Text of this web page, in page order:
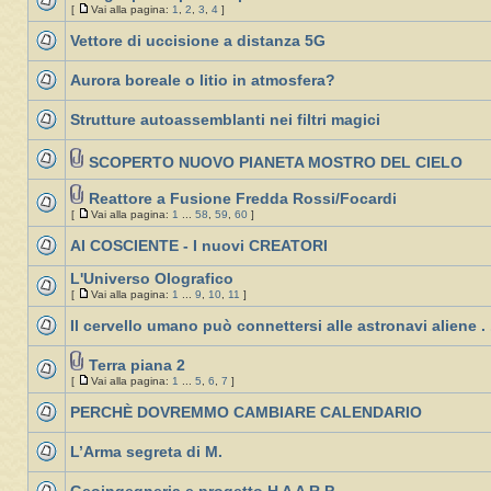
[ Vai alla pagina: 1, 2, 3, 4 ]
Vettore di uccisione a distanza 5G
Aurora boreale o litio in atmosfera?
Strutture autoassemblanti nei filtri magici
SCOPERTO NUOVO PIANETA MOSTRO DEL CIELO
Reattore a Fusione Fredda Rossi/Focardi
[ Vai alla pagina: 1 ... 58, 59, 60 ]
AI COSCIENTE - I nuovi CREATORI
L'Universo Olografico
[ Vai alla pagina: 1 ... 9, 10, 11 ]
Il cervello umano può connettersi alle astronavi aliene .
Terra piana 2
[ Vai alla pagina: 1 ... 5, 6, 7 ]
PERCHÈ DOVREMMO CAMBIARE CALENDARIO
L’Arma segreta di M.